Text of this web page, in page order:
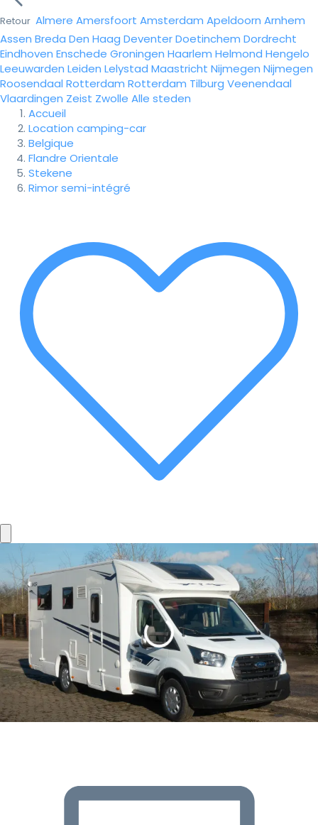
Retour Almere Amersfoort Amsterdam Apeldoorn Arnhem
Assen Breda Den Haag DeventerDoetinchem Dordrecht
Eindhoven Enschede Groningen Haarlem Helmond Hengelo
Leeuwarden Leiden Lelystad Maastricht Nijmegen Nijmegen
Roosendaal Rotterdam Rotterdam Tilburg Veenendaal
Vlaardingen Zeist Zwolle Alle steden
Accueil
Location camping-car
Belgique
Flandre Orientale
Stekene
Rimor semi-intégré